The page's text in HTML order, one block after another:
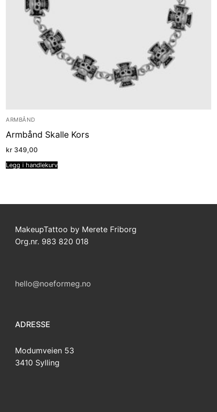
ARMBÅND
Armbånd Skalle Kors
kr 349,00
Legg i handlekurv
MakeupTattoo by Merete Friborg
Org.nr. 983 820 018
hello@noeformeg.no
ADRESSE
Modumveien 53
3410 Sylling